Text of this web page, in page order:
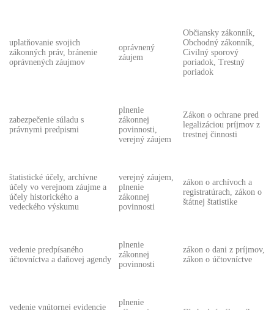
uplatňovanie svojich
zákonných práv, bránenie
oprávnených záujmov
oprávnený
záujem
Občiansky zákonník,
Obchodný zákonník,
Civilný sporový
poriadok, Trestný
poriadok
zabezpečenie súladu s
právnymi predpismi
plnenie
zákonnej
povinnosti,
verejný záujem
Zákon o ochrane pred
legalizáciou príjmov z
trestnej činnosti
štatistické účely, archívne
účely vo verejnom záujme a
účely historického a
vedeckého výskumu
verejný záujem,
plnenie
zákonnej
povinnosti
zákon o archívoch a
registratúrach, zákon o
štátnej štatistike
vedenie predpísaného
účtovníctva a daňovej agendy
plnenie
zákonnej
povinnosti
zákon o dani z príjmov,
zákon o účtovníctve
vedenie vnútornej evidencie
plnenie